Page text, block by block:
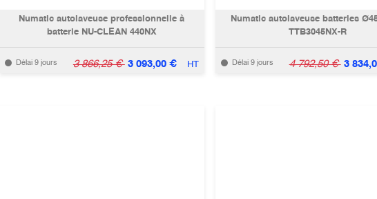
Numatic autolaveuse professionnelle à
batterie NU-CLEAN 440NX
Délai 9 jours 3 866,25€ 3 093,00€ HT
Numatic autolaveuse batteries
TTB3045NX-R
Délai 9 jours 4 792,50€ 3